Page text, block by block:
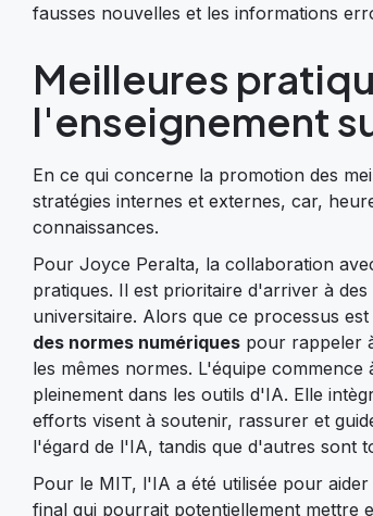
fausses nouvelles et les informations
Meilleures
l'enseignement
En ce qui concerne la promotion des
stratégies internes et externes, car,
connaissances.
Pour Joyce Peralta, la collaboration
pratiques. Il est prioritaire d'arriver à
universitaire. Alors que ce processus
des normes numériques pour rappeler
les mêmes normes. L'équipe
pleinement dans les outils d'IA. Elle
efforts visent à soutenir, rassurer et
l'égard de l'IA, tandis que d'autres sont
Pour le MIT, l'IA a été utilisée pour
final qui pourrait potentiellement mettre